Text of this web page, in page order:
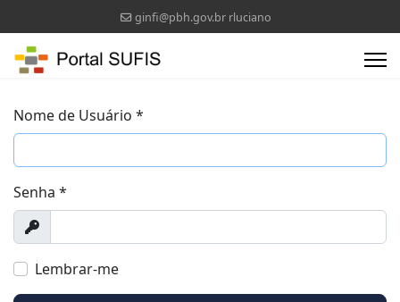
ginfi@pbh.gov.br rluciano
Nome de Usuário *
Senha *
Exibir
Lembrar-me